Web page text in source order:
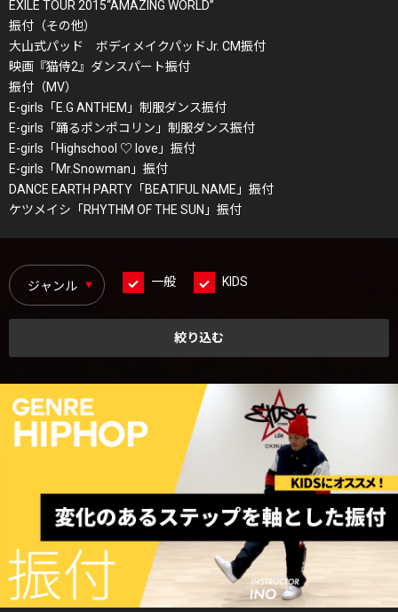
EXILE TOUR 2015“AMAZING WORLD”
振付（その他）
大山式パッド ボディメイクパッドJr. CM振付
映画『猫侍2』ダンスパート振付
振付（MV）
E-girls「E.G ANTHEM」制服ダンス振付
E-girls「踊るポンポコリン」制服ダンス振付
E-girls「Highschool ♡ love」振付
E-girls「Mr.Snowman」振付
DANCE EARTH PARTY「BEATIFUL NAME」振付
ケツメイシ「RHYTHM OF THE SUN」振付
一般 KIDS
絞り込む